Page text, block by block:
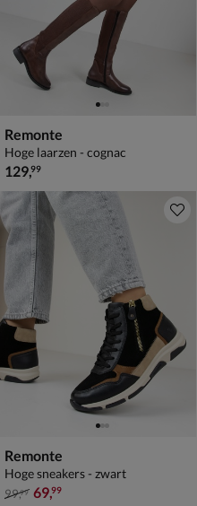
Remonte
Hoge laarzen - cognac
€ 129,99
129,99
Remonte
Hoge sneakers - zwart
van € 99,99 voor € 69,99
99,99 69,99